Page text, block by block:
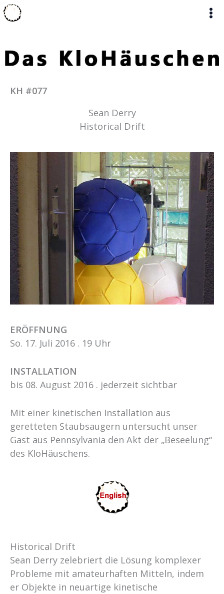
Zum
Inhalt
KH #077
Sean Derry
Historical Drift
ERÖFFNUNG
So. 17. Juli 2016 . 19 Uhr
INSTALLATION
bis 08. August 2016 . jederzeit sichtbar
Mit einer kinetischen Installation aus
geretteten Staubsaugern untersucht unser
Gast aus Pennsylvania den Akt der „Beseelung“
des KloHäuschens.
Historical Drift
Sean Derry zelebriert die Lösung komplexer
Probleme mit amateurhaften Mitteln, indem
er Objekte in neuartige kinetische